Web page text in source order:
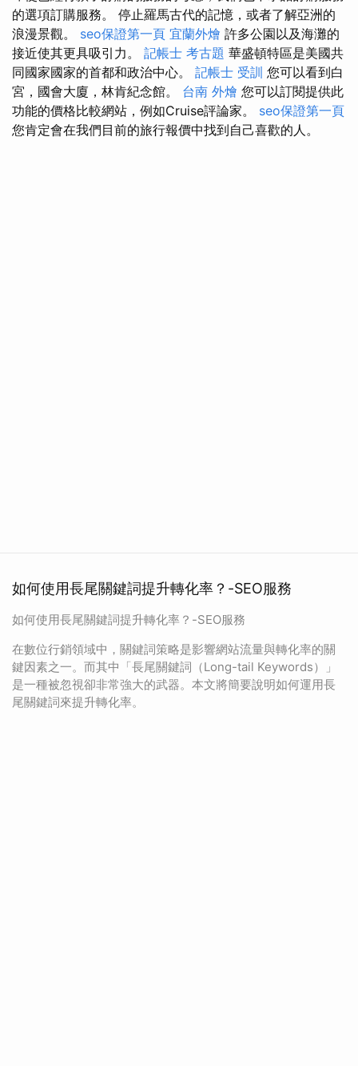
的選項訂購服務。 停止羅馬古代的記憶，或者了解亞洲的
浪漫景觀。 seo保證第一頁 宜蘭外燴 許多公園以及海灘的
接近使其更具吸引力。 記帳士 考古題 華盛頓特區是美國共
同國家國家的首都和政治中心。 記帳士 受訓 您可以看到白
宮，國會大廈，林肯紀念館。 台南 外燴 您可以訂閱提供此
功能的價格比較網站，例如Cruise評論家。 seo保證第一頁
您肯定會在我們目前的旅行報價中找到自己喜歡的人。
如何使用長尾關鍵詞提升轉化率？-SEO服務
如何使用長尾關鍵詞提升轉化率？-SEO服務
在數位行銷領域中，關鍵詞策略是影響網站流量與轉化率的關
鍵因素之一。而其中「長尾關鍵詞（Long-tail Keywords）」
是一種被忽視卻非常強大的武器。本文將簡要說明如何運用長
尾關鍵詞來提升轉化率。